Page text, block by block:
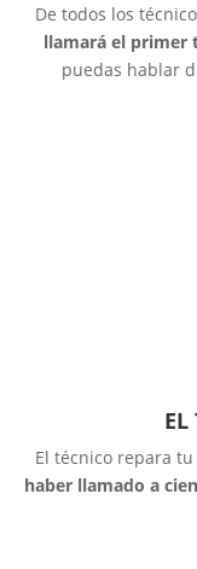
De todos los
llamará el primer
puedas hablar
EL
El técnico repara
haber llamado a